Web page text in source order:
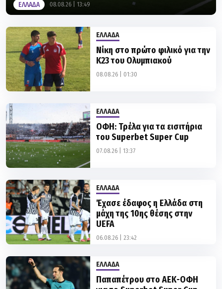
ΕΛΛΑΔΑ 08.08.26 | 13:49
ΕΛΛΑΔΑ
Νίκη στο πρώτο φιλικό για την
Κ23 του Ολυμπιακού
08.08.26 | 01:30
ΕΛΛΑΔΑ
ΟΦΗ: Τρέλα για τα εισιτήρια
του Superbet Super Cup
07.08.26 | 13:37
ΕΛΛΑΔΑ
Έχασε έδαφος η Ελλάδα στη
μάχη της 10ης θέσης στην
UEFA
06.08.26 | 23:42
ΕΛΛΑΔΑ
Παπαπέτρου στο ΑΕΚ-ΟΦΗ